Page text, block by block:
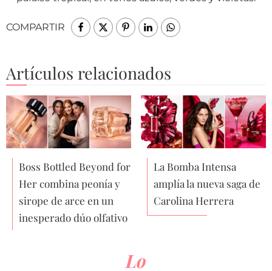
COMPARTIR
Artículos relacionados
Boss Bottled Beyond for
Her combina peonía y
sirope de arce en un
inesperado dúo olfativo
La Bomba Intensa
amplía la nueva saga de
Carolina Herrera
Lo